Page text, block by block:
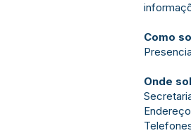
Como
Onde
Endereço